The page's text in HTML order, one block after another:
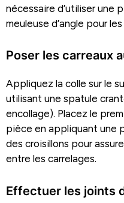
nécessaire d’utiliser une
meuleuse d’angle pour
Poser les carreaux
Appliquez la colle sur le
utilisant une spatule
encollage). Placez le
pièce en appliquant une
des croisillons pour
entre les carrelages.
Effectuer les joints